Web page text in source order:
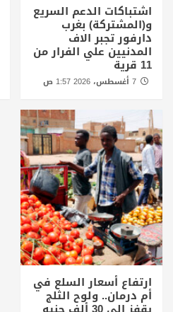
اشتباكات الدعم السريع
و(المشتركة) بغرب
دارفور تجبر الاف
المدنيين علي الفرار من
11 قرية
ارتفاع أسعار السلع في
أم درمان.. ولوح الثلج